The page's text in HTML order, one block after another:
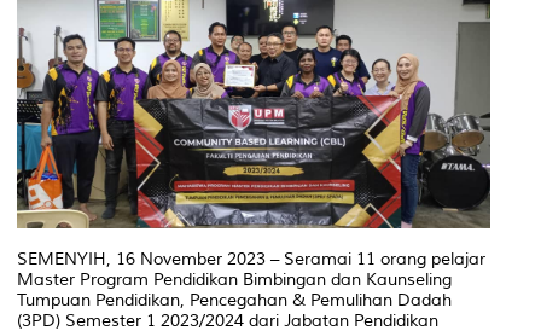
SEMENYIH, 16 November 2023 – Seramai 11 orang pelajar
Master Program Pendidikan Bimbingan dan Kaunseling
Tumpuan Pendidikan, Pencegahan & Pemulihan Dadah
(3PD) Semester 1 2023/2024 dari Jabatan Pendidikan